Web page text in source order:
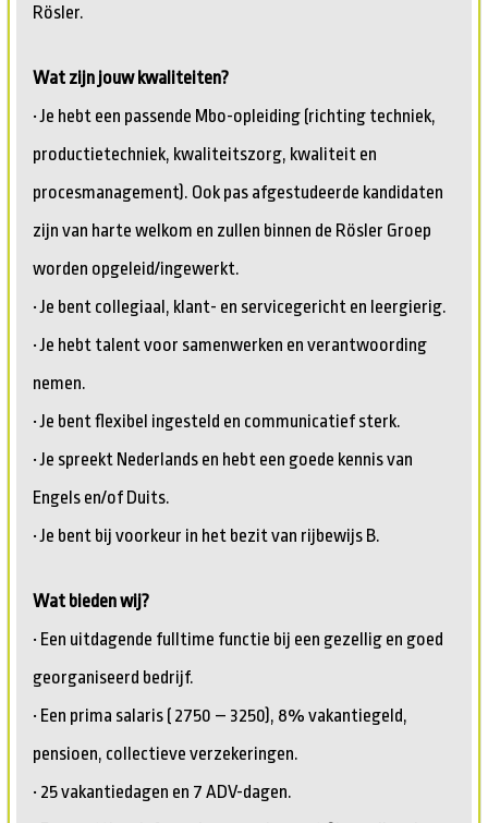
Rösler.
Wat zijn jouw kwaliteiten?
• Je hebt een passende Mbo-opleiding (richting techniek,
productietechniek, kwaliteitszorg, kwaliteit en
procesmanagement). Ook pas afgestudeerde kandidaten
zijn van harte welkom en zullen binnen de Rösler Groep
worden opgeleid/ingewerkt.
• Je bent collegiaal, klant- en servicegericht en leergierig.
• Je hebt talent voor samenwerken en verantwoording
nemen.
• Je bent flexibel ingesteld en communicatief sterk.
• Je spreekt Nederlands en hebt een goede kennis van
Engels en/of Duits.
• Je bent bij voorkeur in het bezit van rijbewijs B.
Wat bieden wij?
• Een uitdagende fulltime functie bij een gezellig en goed
georganiseerd bedrijf.
• Een prima salaris ( 2750 – 3250), 8% vakantiegeld,
pensioen, collectieve verzekeringen.
• 25 vakantiedagen en 7 ADV-dagen.